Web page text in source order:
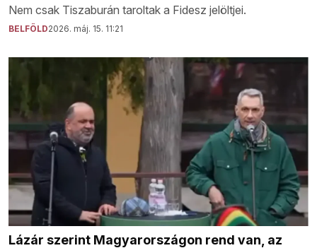
Nem csak Tiszaburán taroltak a Fidesz jelöltjei.
BELFÖLD2026. máj. 15. 11:21
Lázár szerint Magyarországon rend van, az